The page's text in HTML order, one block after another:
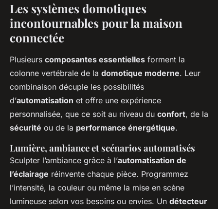
Les systèmes domotiques
incontournables pour la maison
connectée
Plusieurs composantes essentielles forment la
colonne vertébrale de la domotique moderne. Leur
combinaison décuple les possibilités
d’automatisation et offre une expérience
personnalisée, que ce soit au niveau du confort, de la
sécurité ou de la performance énergétique.
Lumière, ambiance et scénarios automatisés
Sculpter l’ambiance grâce à l’automatisation de
l’éclairage réinvente chaque pièce. Programmez
l’intensité, la couleur ou même la mise en scène
lumineuse selon vos besoins ou envies. Un détecteur